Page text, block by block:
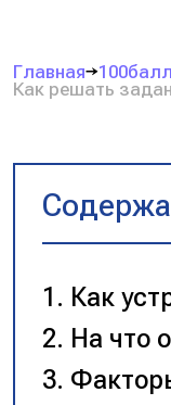
Главная
Как решать
Как
На что